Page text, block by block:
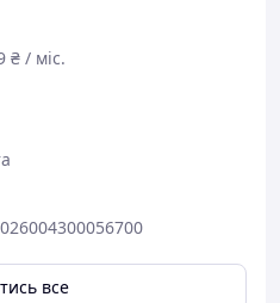
₴ / міс.
все